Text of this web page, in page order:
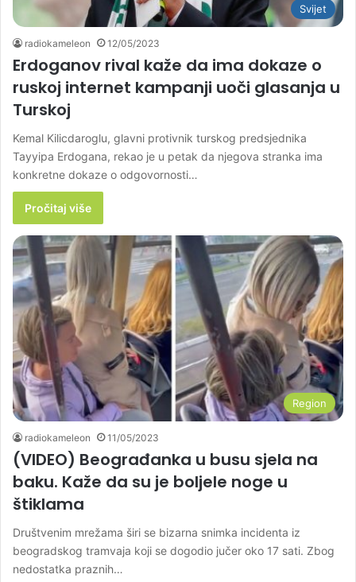
Svijet
radiokameleon 12/05/2023
Erdoganov rival kaže da ima dokaze o
ruskoj internet kampanji uoči glasanja u
Turskoj
Kemal Kilicdaroglu, glavni protivnik turskog predsjednika
Tayyipa Erdogana, rekao je u petak da njegova stranka ima
konkretne dokaze o odgovornosti…
Pročitaj više
Region
radiokameleon 11/05/2023
(VIDEO) Beograđanka u busu sjela na
baku. Kaže da su je boljele noge u
štiklama
Društvenim mrežama širi se bizarna snimka incidenta iz
beogradskog tramvaja koji se dogodio jučer oko 17 sati. Zbog
nedostatka praznih…